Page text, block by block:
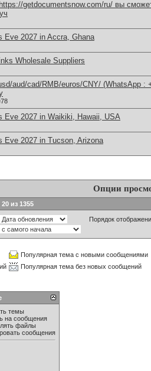
getdocumentsnow.com/ru/ вы
Eve 2027 in Accra, Ghana
Wholesale Suppliers
aud/cad/RMB/euros/CNY/ (WhatsApp :
Eve 2027 in Waikiki, Hawaii, USA
Eve 2027 in Tucson, Arizona
Опции
из 1355
Порядок
Популярная тема с новыми сообщениями
Популярная тема без новых сообщений
темы
на сообщения
файлы
сообщения